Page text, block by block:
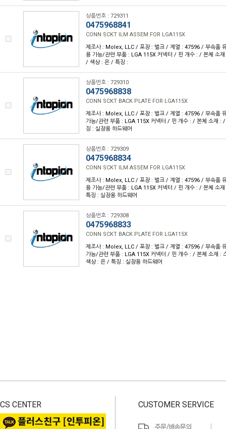
상품번호 : 729311
0475968841
CONN SCKT ILM ASSEM FOR LGA115X
제조사 : Molex, LLC / 포장 : 벌크 / 계열 : 47596 / 부속품
용 가능/관련 부품 : LGA 115X 커넥터 / 핀 개수 : / 본체 소
/ 색상 : 은 / 특징 :
상품번호 : 729310
0475968838
CONN SCKT BACK PLATE FOR LGA115X
제조사 : Molex, LLC / 포장 : 벌크 / 계열 : 47596 / 부속품
가능/관련 부품 : LGA 115X 커넥터 / 핀 개수 : / 본체 소재 :
징 : 실장용 하드웨어
상품번호 : 729309
0475968834
CONN SCKT ILM ASSEM FOR LGA115X
제조사 : Molex, LLC / 포장 : 벌크 / 계열 : 47596 / 부속품
용 가능/관련 부품 : LGA 115X 커넥터 / 핀 개수 : / 본체 소
특징 : 실장용 하드웨어
상품번호 : 729308
0475968833
CONN SCKT BACK PLATE FOR LGA115X
제조사 : Molex, LLC / 포장 : 벌크 / 계열 : 47596 / 부속품
가능/관련 부품 : LGA 115X 커넥터 / 핀 개수 : / 본체 소재 :
색상 : 은 / 특징 : 실장용 하드웨어
CS CENTER CUSTOMER SERVICE